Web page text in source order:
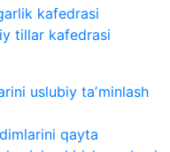
kafedrasi
tillar kafedrasi
uslubiy taʼminlash
qayta